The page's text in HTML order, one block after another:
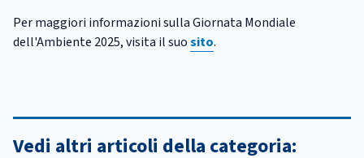
Per maggiori informazioni sulla Giornata Mondiale
dell'Ambiente 2025, visita il suosito.
Vedi altri articoli della categoria: